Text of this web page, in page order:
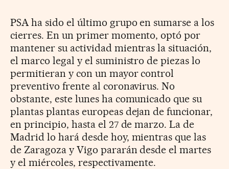
PSA ha sido el último grupo en sumarse a los
cierres. En un primer momento, optó por
mantener su actividad mientras la situación,
el marco legal y el suministro de piezas lo
permitieran y con un mayor control
preventivo frente al coronavirus. No
obstante, este lunes ha comunicado que su
plantas plantas europeas dejan de funcionar,
en principio, hasta el 27 de marzo. La de
Madrid lo hará desde hoy, mientras que las
de Zaragoza y Vigo pararán desde el martes
y el miércoles, respectivamente.